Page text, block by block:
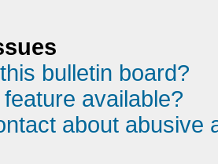
bulletin board?
available?
about abusive